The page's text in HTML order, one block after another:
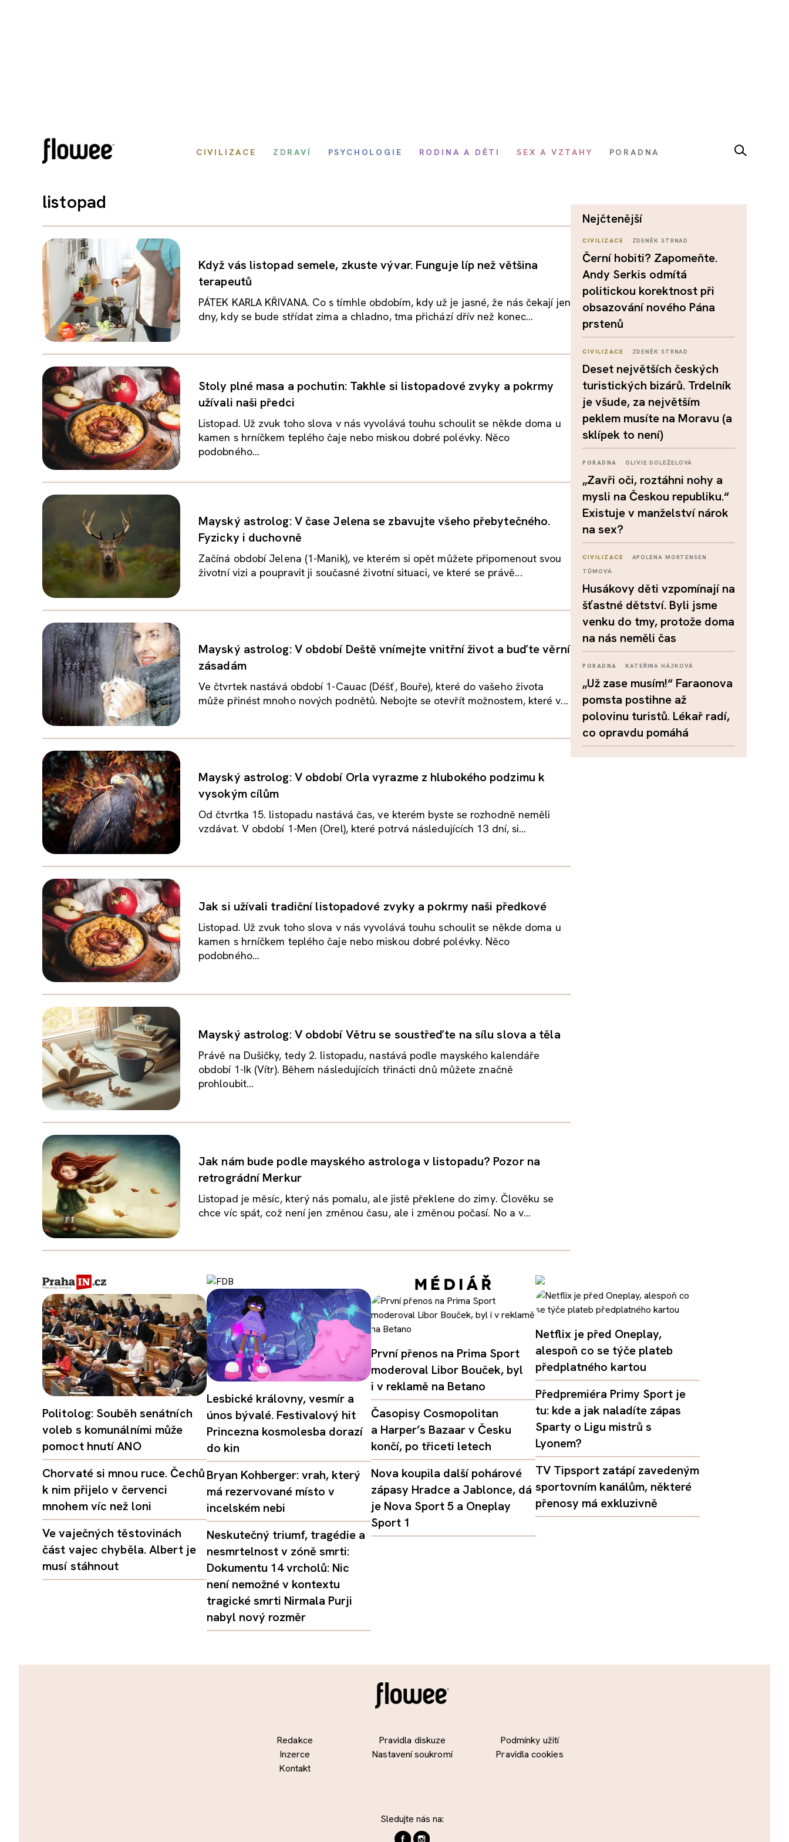
CIVILIZACE ZDRAVÍ PSYCHOLOGIE RODINA A DĚTI SEX A VZTAHY PORADNA
listopad
Když vás listopad semele, zkuste vývar. Funguje líp než většina
terapeutů
PÁTEK KARLA KŘIVANA. Co s tímhle obdobím, kdy už je jasné, že nás čekají jen
dny, kdy se bude střídat zima a chladno, tma přichází dřív než konec...
Stoly plné masa a pochutin: Takhle si listopadové zvyky a pokrmy
užívali naši předci
Listopad. Už zvuk toho slova v nás vyvolává touhu schoulit se někde doma u
kamen s hrníčkem teplého čaje nebo miskou dobré polévky. Něco
podobného...
Mayský astrolog: V čase Jelena se zbavujte všeho přebytečného.
Fyzicky i duchovně
Začíná období Jelena (1-Manik), ve kterém si opět můžete připomenout svou
životní vizi a poupravit ji současné životní situaci, ve které se právě...
Mayský astrolog: V období Deště vnímejte vnitřní život a buďte věrní
zásadám
Ve čtvrtek nastává období 1-Cauac (Déšť, Bouře), které do vašeho života
může přinést mnoho nových podnětů. Nebojte se otevřít možnostem, které v...
Mayský astrolog: V období Orla vyrazme z hlubokého podzimu k
vysokým cílům
Od čtvrtka 15. listopadu nastává čas, ve kterém byste se rozhodně neměli
vzdávat. V období 1-Men (Orel), které potrvá následujících 13 dní, si...
Jak si užívali tradiční listopadové zvyky a pokrmy naši předkové
Listopad. Už zvuk toho slova v nás vyvolává touhu schoulit se někde doma u
kamen s hrníčkem teplého čaje nebo miskou dobré polévky. Něco
podobného...
Mayský astrolog: V období Větru se soustřeďte na sílu slova a těla
Právě na Dušičky, tedy 2. listopadu, nastává podle mayského kalendáře
období 1-Ik (Vítr). Během následujících třinácti dnů můžete značně
prohloubit...
Jak nám bude podle mayského astrologa v listopadu? Pozor na
retrográdní Merkur
Listopad je měsíc, který nás pomalu, ale jistě překlene do zimy. Člověku se
chce víc spát, což není jen změnou času, ale i změnou počasí. No a v...
nejčtenější
CIVILIZACE ZDENĚK STRNAD
Černí hobiti? Zapomeňte.
Andy Serkis odmítá
politickou korektnost při
obsazování nového Pána
prstenů
CIVILIZACE ZDENĚK STRNAD
Deset největších českých
turistických bizárů. Trdelník
je všude, za největším
peklem musíte na Moravu (a
sklípek to není)
PORADNA OLIVIE DOLEŽELOVÁ
„Zavři oči, roztáhni nohy a
mysli na Českou republiku.“
Existuje v manželství nárok
na sex?
CIVILIZACE
APOLENA MORTENSEN
TŮMOVÁ
Husákovy děti vzpomínají na
šťastné dětství. Byli jsme
venku do tmy, protože doma
na nás neměli čas
PORADNA KATEŘINA HÁJKOVÁ
„Už zase musím!“ Faraonova
pomsta postihne až
polovinu turistů. Lékař radí,
co opravdu pomáhá
Politolog: Souběh senátních
voleb s komunálními může
pomoct hnutí ANO
Chorvaté si mnou ruce. Čechů
k nim přijelo v červenci
mnohem víc než loni
Ve vaječných těstovinách
část vajec chyběla. Albert je
musí stáhnout
Lesbické královny, vesmír a
únos bývalé. Festivalový hit
Princezna kosmolesba dorazí
do kin
Bryan Kohberger: vrah, který
má rezervované místo v
incelském nebi
Neskutečný triumf, tragédie a
nesmrtelnost v zóně smrti:
Dokumentu 14 vrcholů: Nic
není nemožné v kontextu
tragické smrti Nirmala Purji
nabyl nový rozměr
První přenos na Prima Sport
moderoval Libor Bouček, byl
i v reklamě na Betano
Časopisy Cosmopolitan
a Harper’s Bazaar v Česku
končí, po třiceti letech
Nova koupila další pohárové
zápasy Hradce a Jablonce, dá
je Nova Sport 5 a Oneplay
Sport 1
Netflix je před Oneplay,
alespoň co se týče plateb
předplatného kartou
Předpremiéra Primy Sport je
tu: kde a jak naladíte zápas
Sparty o Ligu mistrů s
Lyonem?
TV Tipsport zatápí zavedeným
sportovním kanálům, některé
přenosy má exkluzivně
Redakce
Inzerce
Kontakt
Pravidla diskuze
Nastavení soukromí
Podmínky užití
Pravidla cookies
Sledujte nás na: